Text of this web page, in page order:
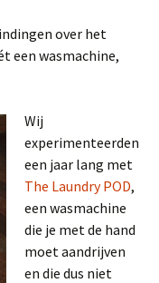
over het
een wasmachine,
Wij
experimenteerden
een jaar lang met
The Laundry POD,
een wasmachine
die je met de hand
moet aandrijven
en die dus niet